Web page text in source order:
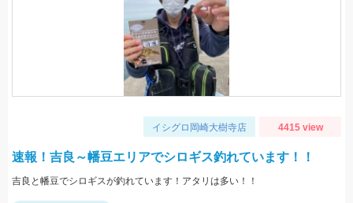
イシグロ岡崎大樹寺店 4415 view
速報！吉良～幡豆エリアでシロギス釣れています！！
吉良と幡豆でシロギスが釣れています！アタリは多い！！